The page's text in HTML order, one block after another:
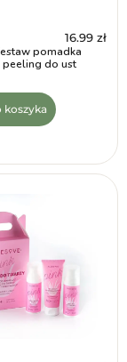
16.99 zł
pomadka
do ust
koszyka